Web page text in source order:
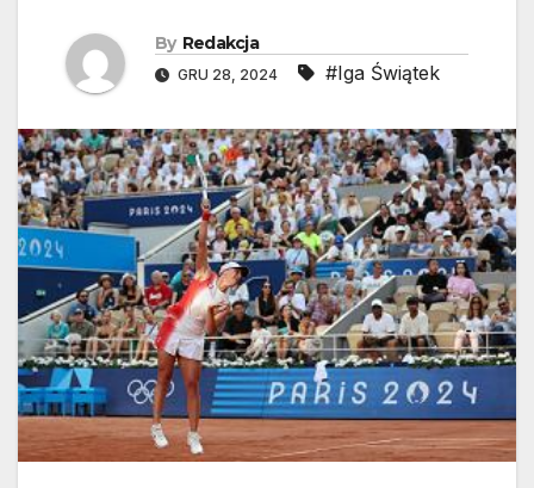
By Redakcja
GRU 28, 2024 #Iga Świątek